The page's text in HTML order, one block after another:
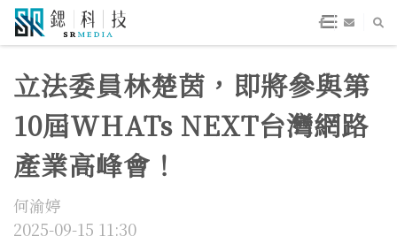
立法委員林楚茵，即將參與第
10屆WHATs NEXT台灣網路
產業高峰會！
何渝婷
2025-09-15 11:30